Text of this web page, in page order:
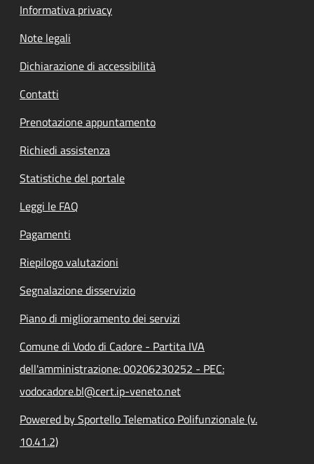
Informativa privacy
Note legali
Dichiarazione di accessibilità
Contatti
Prenotazione appuntamento
Richiedi assistenza
Statistiche del portale
Leggi le FAQ
Pagamenti
Riepilogo valutazioni
Segnalazione disservizio
Piano di miglioramento dei servizi
Comune di Vodo di Cadore - Partita IVA
dell'amministrazione: 00206230252 - PEC:
vodocadore.bl@cert.ip-veneto.net
Powered by Sportello Telematico Polifunzionale (v.
10.41.2)